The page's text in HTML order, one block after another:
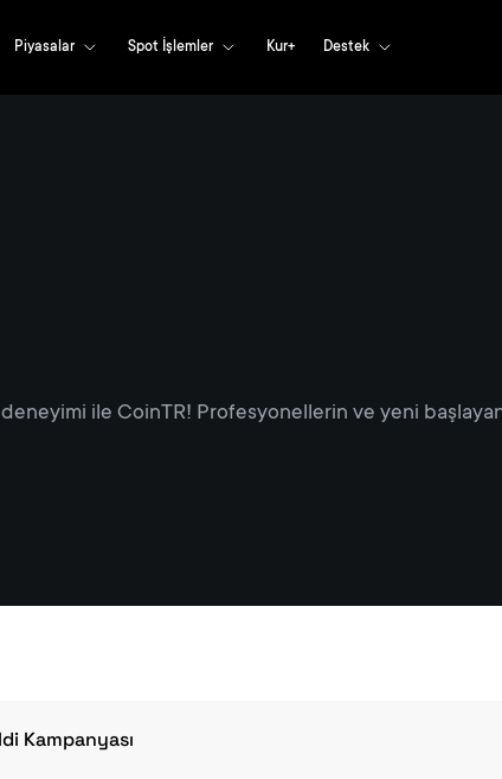
Piyasalar Spot İşlemler Kur+ Destek
ile CoinTR! Profesyonellerin ve yeni
Kampanyası